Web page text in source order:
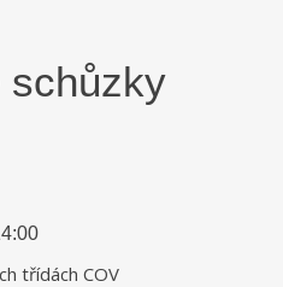
schůzky
třídách COV